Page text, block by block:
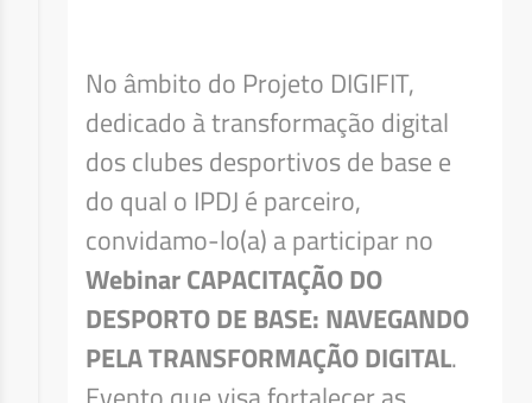
No âmbito do Projeto DIGIFIT,
dedicado à transformação digital
dos clubes desportivos de base e
do qual o IPDJ é parceiro,
convidamo-lo(a) a participar no
Webinar CAPACITAÇÃO DO
DESPORTO DE BASE: NAVEGANDO
PELA TRANSFORMAÇÃO DIGITAL.